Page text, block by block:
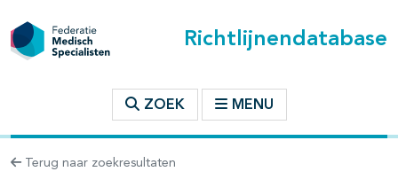
Richtlijnendatabase
ZOEK MENU
Terug naar zoekresultaten
binnen deze richtlijn